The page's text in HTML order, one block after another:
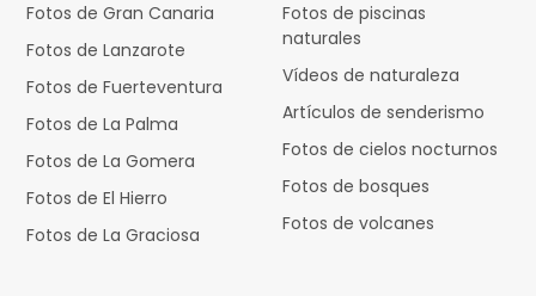
Fotos de Gran Canaria
Fotos de Lanzarote
Fotos de Fuerteventura
Fotos de La Palma
Fotos de La Gomera
Fotos de El Hierro
Fotos de La Graciosa
Fotos de piscinas
naturales
Vídeos de naturaleza
Artículos de senderismo
Fotos de cielos nocturnos
Fotos de bosques
Fotos de volcanes